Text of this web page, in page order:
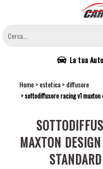
contenuto
principale
La tuaAuto
Home estetica diffusore
sottodiffusore racing v1
MAXTON